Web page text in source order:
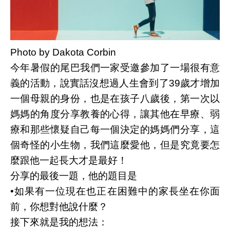
Photo by Dakota Corbin
今年暑假的尾巴我們一家受邀參加了一場很有意
義的活動，說實話沒想過人生會到了39歲才增加
一個母親的身份，也是在孩子八歲後，第一次以
媽媽的角度分享教養的心得，讓其他在早療、弱
療和那些懷疑自己每一個決定的媽媽們分享，這
個奇怪的小生物，我們這麼愛他，但是究竟要怎
麼跟他一起長大才是最好！
分享的最後一題，他的題目是
•如果有一位現在也正在困難中的家長坐在你面
前，你想對他說什麼？
接下來就是我的想法：